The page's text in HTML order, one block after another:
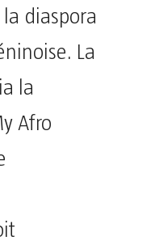
diaspora
La
la
Afro